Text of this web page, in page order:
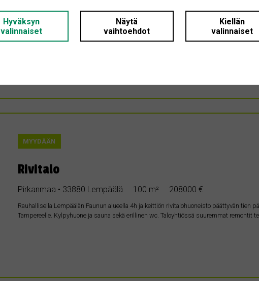
Ostetaan omakotitalo
Pirkanmaa • 37530 Lempäälä 100 m²
Etsimme omakotitalo rauhalliselta sijainniltaan Lempäälän lähettyviltä. Erityisen
Talossa saa olla vähän tai paljon remontoitavaa. Tonttia toivoisimme olevan riittävästi
MYYDÄÄN
Rivitalo
Pirkanmaa • 33880 Lempäälä 100 m² 208000 €
Rauhallisella Lempäälän Paunun alueella 4h ja keittiön rivitalohuoneisto päättyvän tien
Tampereelle. Kylpyhuone ja sauna sekä erillinen wc. Taloyhtiössä suuremmat remontit
Hyväksyn
valinnaiset
Näytä
vaihtoehdot
Kiellän
valinnaiset